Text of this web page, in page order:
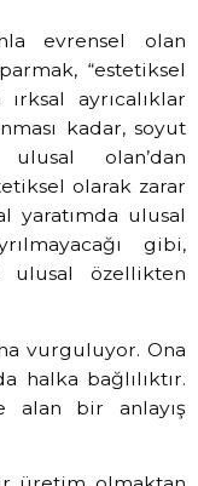
evrensel olan
“estetiksel
ayrıcalıklar
kadar, soyut
olan’dan
olarak zarar
yaratımda ulusal
gibi,
ulusal özellikten
vurguluyor. Ona
halka bağlılıktır.
alan bir anlayış